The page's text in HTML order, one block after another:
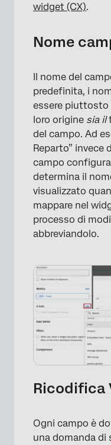
widget (CX).
Nome
Il nome del
predefinita, i
essere piuttosto
loro origine sia il
del campo. Ad
Reparto” invece
campo
determina il
visualizzato
mappare nel
processo di
abbreviandolo.
Ricodifica
Ogni campo è
una domanda di